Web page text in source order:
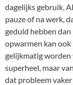
dagelijks gebruik.
pauze of na werk,
geduld hebben
opwarmen kan
gelijkmatig worden
superheel, maar
dat probleem